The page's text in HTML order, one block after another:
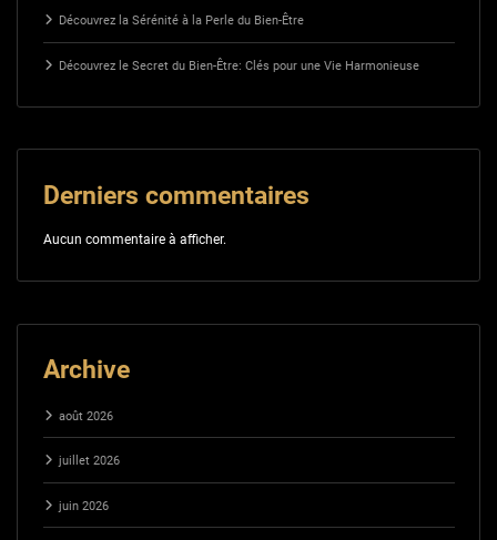
Découvrez la Sérénité à la Perle du Bien-Être
Découvrez le Secret du Bien-Être: Clés pour une Vie Harmonieuse
Derniers commentaires
Aucun commentaire à afficher.
Archive
août 2026
juillet 2026
juin 2026